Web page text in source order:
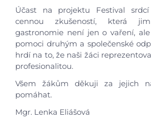
Škola
Studium
Projekty
Foto
Účast na projektu Festival
cennou zkušeností, která
gastronomie není jen o vaření,
pomoci druhým a společenské
hrdí na to, že naši žáci
profesionalitou.
Všem žákům děkuji za jejich
pomáhat.
Mgr. Lenka Eliášová